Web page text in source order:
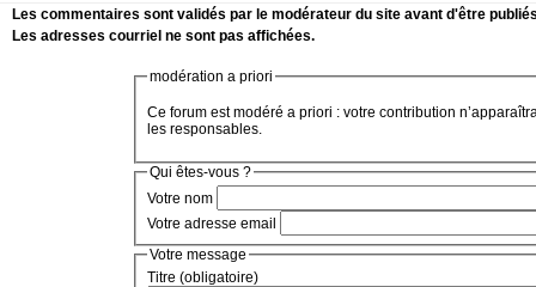
Les commentaires sont validés par le modérateur du site avant d'être
Les adresses courriel ne sont pas affichées.
modération a priori
Ce forum est modéré a priori : votre contribution
les responsables.
Qui êtes-vous ?
Votre nom
Votre adresse email
Votre message
Titre (obligatoire)